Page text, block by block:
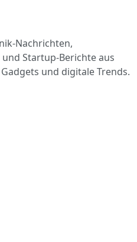
Nachrichten,
Startup-Berichte aus
und digitale Trends.